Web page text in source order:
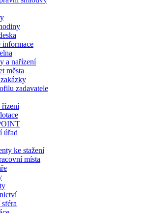
informace
a nařízení
města
zadavatele
úřad
ke stažení
místa